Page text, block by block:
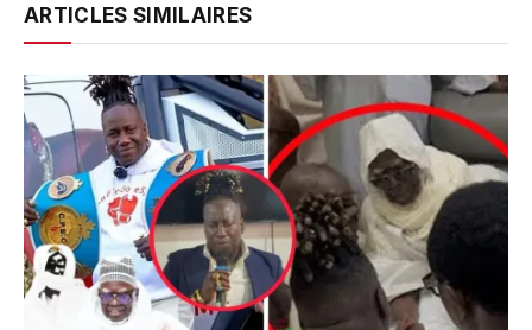
ARTICLES SIMILAIRES